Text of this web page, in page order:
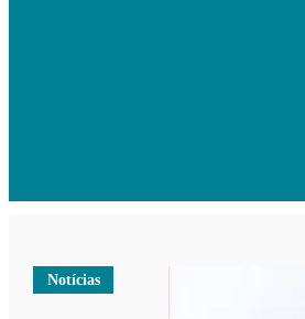
Notícias